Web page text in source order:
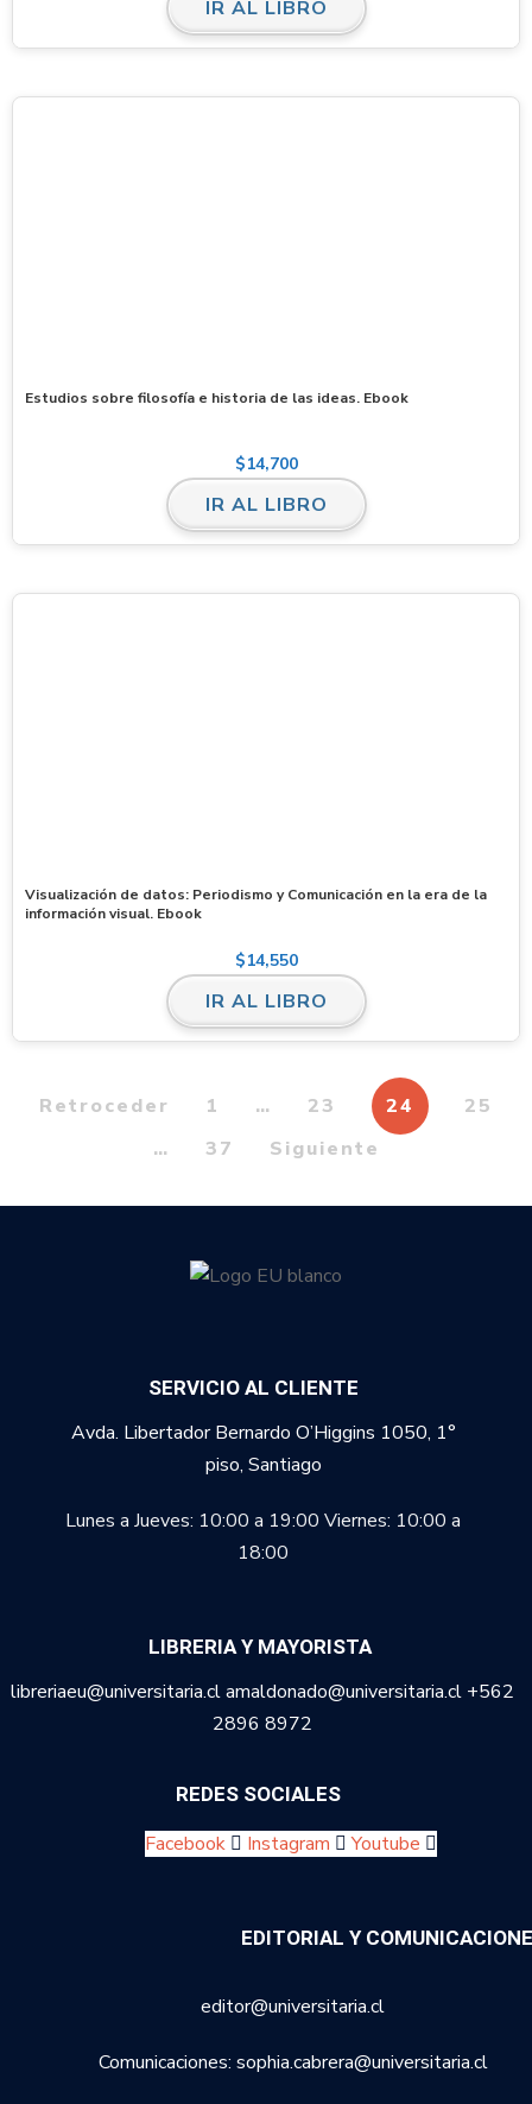
IR AL LIBRO
Estudios sobre filosofía e historia de las ideas. Ebook
$14,700
IR AL LIBRO
Visualización de datos: Periodismo y Comunicación en la era de la
información visual. Ebook
$14,550
IR AL LIBRO
Retroceder 1 … 23 24
25
…
37 Siguiente
SERVICIO AL CLIENTE
Avda. Libertador Bernardo O’Higgins 1050, 1°
piso, Santiago
Lunes a Jueves: 10:00 a 19:00 Viernes: 10:00 a
18:00
LIBRERIA Y MAYORISTA
libreriaeu@universitaria.cl amaldonado@universitaria.cl +562
2896 8972
REDES SOCIALES
Facebook Instagram Youtube
EDITORIAL Y
editor@universitaria.cl
Comunicaciones: sophia.cabrera@universitaria.cl